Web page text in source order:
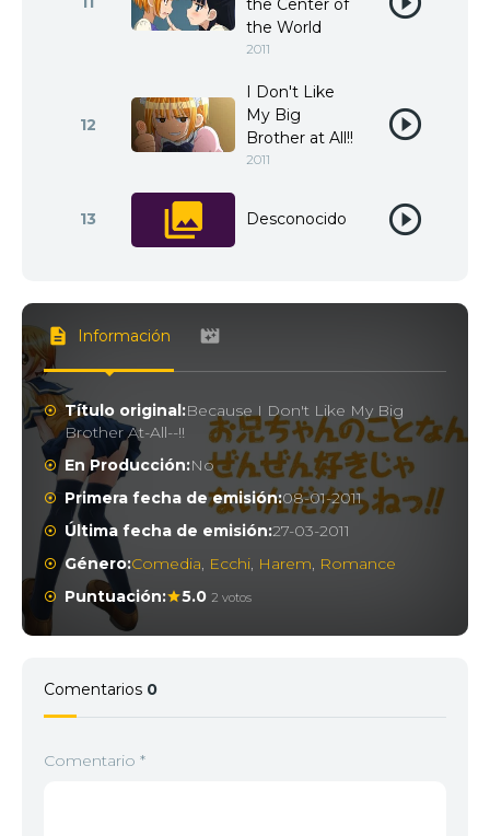
the Center of
the World
2011
12
I Don't Like
My Big
Brother at All!!
2011
13 Desconocido
Información
Título original:Because I Don't Like My Big
Brother At-All--!!
En Producción:No
Primera fecha de emisión:08-01-2011
Última fecha de emisión:27-03-2011
Género:Comedia, Ecchi, Harem, Romance
Puntuación:
5.0 2 votos
Comentarios 0
Comentario *